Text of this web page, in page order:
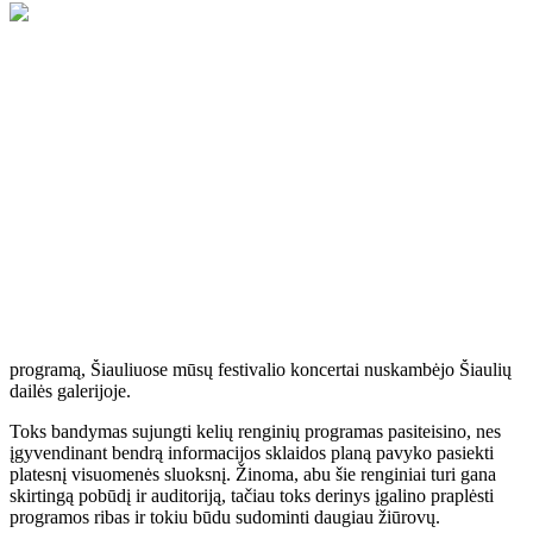
programą, Šiauliuose mūsų festivalio koncertai nuskambėjo Šiaulių
dailės galerijoje.
Toks bandymas sujungti kelių renginių programas pasiteisino, nes
įgyvendinant bendrą informacijos sklaidos planą pavyko pasiekti
platesnį visuomenės sluoksnį. Žinoma, abu šie renginiai turi gana
skirtingą pobūdį ir auditoriją, tačiau toks derinys įgalino praplėsti
programos ribas ir tokiu būdu sudominti daugiau žiūrovų.